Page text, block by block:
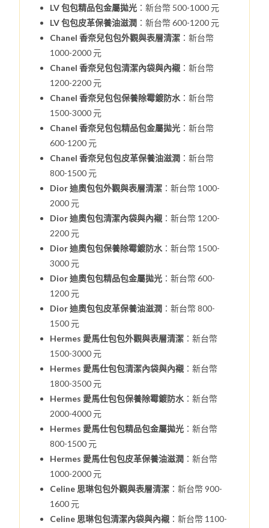
LV 包包精品包金屬拋光 ：新台幣 500-1000 元
LV 包包皮革保養油滋潤 ：新台幣 600-1200 元
Chanel 香奈兒包包外觀與表層清潔 ：新台幣
1000-2000 元
Chanel 香奈兒包包清潔內袋與內襯 ：新台幣
1200-2200 元
Chanel 香奈兒包包保養除霉鍍防水 ：新台幣
1500-3000 元
Chanel 香奈兒包包精品包金屬拋光 ：新台幣
600-1200 元
Chanel 香奈兒包包皮革保養油滋潤 ：新台幣
800-1500 元
Dior 迪奧包包外觀與表層清潔 ：新台幣 1000-
2000 元
Dior 迪奧包包清潔內袋與內襯 ：新台幣 1200-
2200 元
Dior 迪奧包包保養除霉鍍防水 ：新台幣 1500-
3000 元
Dior 迪奧包包精品包金屬拋光 ：新台幣 600-
1200 元
Dior 迪奧包包皮革保養油滋潤 ：新台幣 800-
1500 元
Hermes 愛馬仕包包外觀與表層清潔 ：新台幣
1500-3000 元
Hermes 愛馬仕包包清潔內袋與內襯 ：新台幣
1800-3500 元
Hermes 愛馬仕包包保養除霉鍍防水 ：新台幣
2000-4000 元
Hermes 愛馬仕包包精品包金屬拋光 ：新台幣
800-1500 元
Hermes 愛馬仕包包皮革保養油滋潤 ：新台幣
1000-2000 元
Celine 思琳包包外觀與表層清潔 ：新台幣 900-
1600 元
Celine 思琳包包清潔內袋與內襯 ：新台幣 1100-